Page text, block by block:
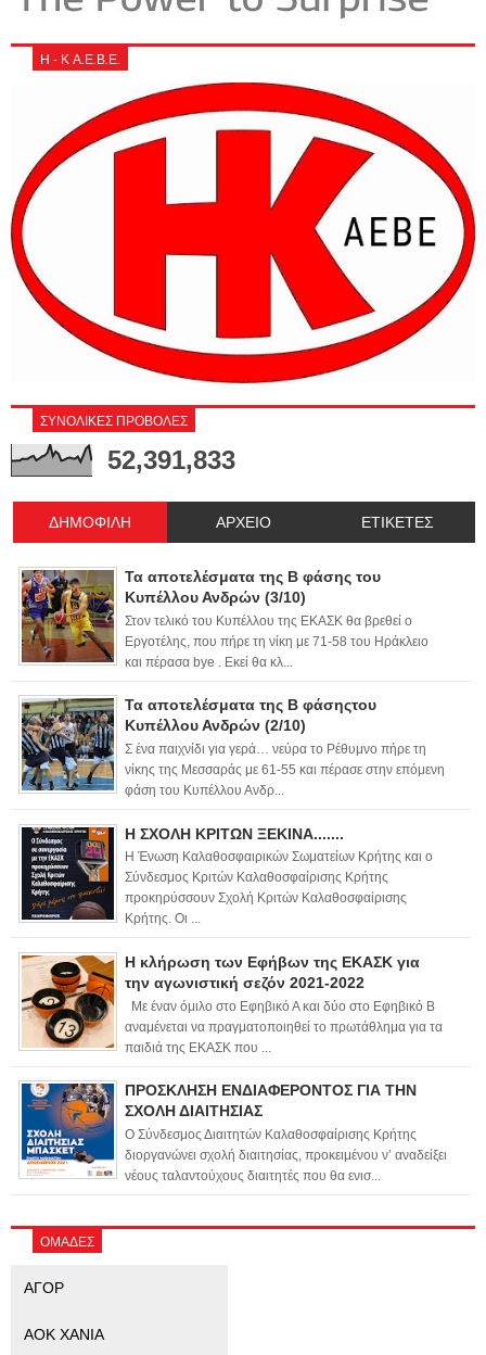
Η - Κ Α.Ε.Β.Ε.
ΣΥΝΟΛΙΚΕΣ ΠΡΟΒΟΛΕΣ
52,391,833
ΔΗΜΟΦΙΛΗ ΑΡΧΕΙΟ ΕΤΙΚΕΤΕΣ
Τα αποτελέσματα της Β φάσης του
Κυπέλλου Ανδρών (3/10)
Στον τελικό του Κυπέλλου της ΕΚΑΣΚ θα βρεθεί ο
Εργοτέλης, που πήρε τη νίκη με 71-58 του Ηράκλειο
και πέρασα bye . Εκεί θα κλ...
Τα αποτελέσματα της Β φάσηςτου
Κυπέλλου Ανδρών (2/10)
Σ ένα παιχνίδι για γερά… νεύρα το Ρέθυμνο πήρε τη
νίκης της Μεσσαράς με 61-55 και πέρασε στην επόμενη
φάση του Κυπέλλου Ανδρ...
Η ΣΧΟΛΗ ΚΡΙΤΩΝ ΞΕΚΙΝΑ.......
Η Ένωση Καλαθοσφαιρικών Σωματείων Κρήτης και ο
Σύνδεσμος Κριτών Καλαθοσφαίρισης Κρήτης
προκηρύσσουν Σχολή Κριτών Καλαθοσφαίρισης
Κρήτης. Οι ...
Η κλήρωση των Εφήβων της ΕΚΑΣΚ για
την αγωνιστική σεζόν 2021-2022
Με έναν όμιλο στο Εφηβικό Α και δύο στο Εφηβικό Β
αναμένεται να πραγματοποιηθεί το πρωτάθλημα για τα
παιδιά της ΕΚΑΣΚ που ...
ΠΡΟΣΚΛΗΣΗ ΕΝΔΙΑΦΕΡΟΝΤΟΣ ΓΙΑ ΤΗΝ
ΣΧΟΛΗ ΔΙΑΙΤΗΣΙΑΣ
Ο Σύνδεσμος Διαιτητών Καλαθοσφαίρισης Κρήτης
διοργανώνει σχολή διαιτησίας, προκειμένου ν’ αναδείξει
νέους ταλαντούχους διαιτητές που θα ενισ...
ΟΜΑΔΕΣ
ΑΓΟΡ
ΑΟΚ ΧΑΝΙΑ